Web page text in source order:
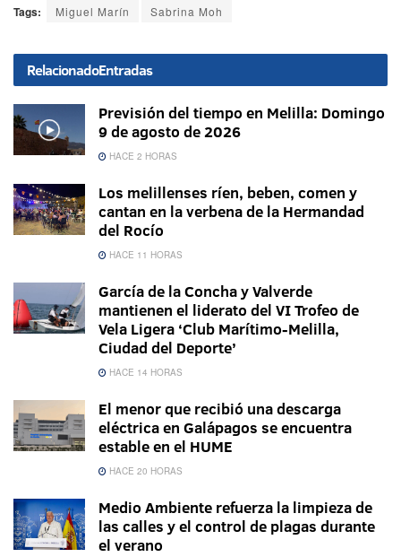
Tags: Miguel Marín Sabrina Moh
RelacionadoEntradas
Previsión del tiempo en Melilla: Domingo
9 de agosto de 2026
HACE 2 HORAS
Los melillenses ríen, beben, comen y
cantan en la verbena de la Hermandad
del Rocío
HACE 11 HORAS
García de la Concha y Valverde
mantienen el liderato del VI Trofeo de
Vela Ligera ‘Club Marítimo-Melilla,
Ciudad del Deporte’
HACE 14 HORAS
El menor que recibió una descarga
eléctrica en Galápagos se encuentra
estable en el HUME
HACE 20 HORAS
Medio Ambiente refuerza la limpieza de
las calles y el control de plagas durante
el verano